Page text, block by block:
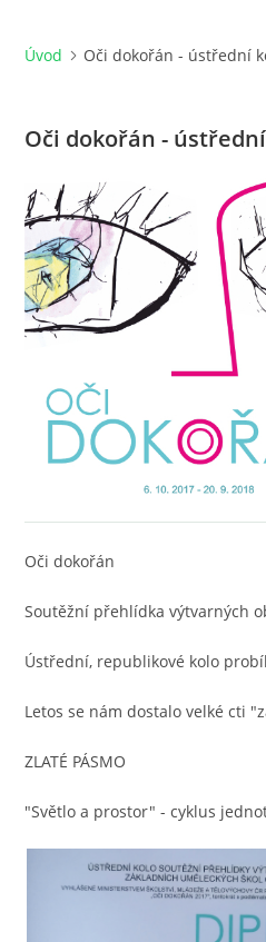
Úvod Oči dokořán - ústřední
Oči dokořán -
Oči dokořán
Soutěžní přehlídka výtvarných
Ústřední, republikové kolo
Letos se nám dostalo velké cti
ZLATÉ PÁSMO
"Světlo a prostor" - cyklus